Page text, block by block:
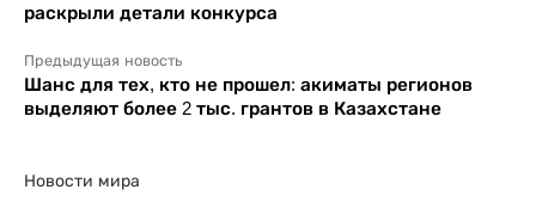
раскрыли детали конкурса
Предыдущая новость
Шанс для тех, кто не прошел: акиматы регионов
выделяют более 2 тыс. грантов в Казахстане
Новости мира